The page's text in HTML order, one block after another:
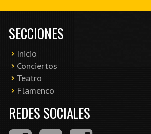
SECCIONES
Inicio
Conciertos
Teatro
Flamenco
REDES SOCIALES